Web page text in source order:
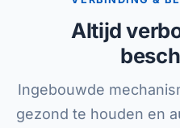
Altijd
Ingebouwde
gezond te houden en